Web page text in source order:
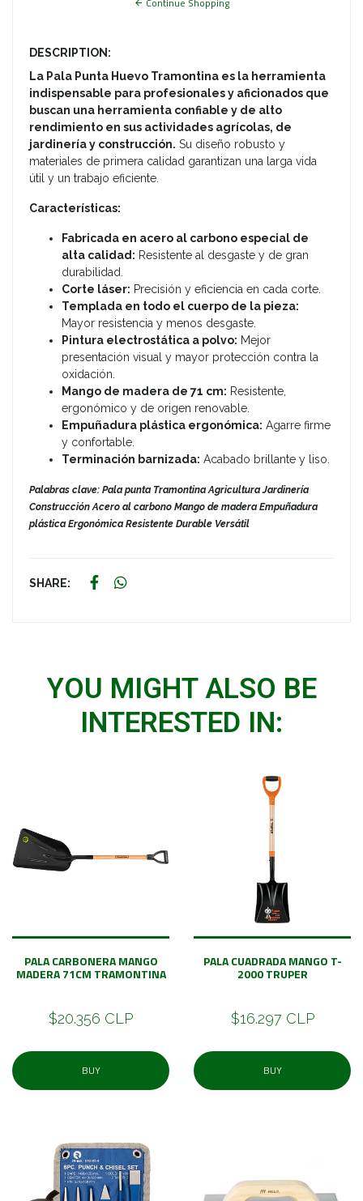
DESCRIPTION:
La Pala Punta Huevo Tramontina es la herramienta
indispensable para profesionales y aficionados que
buscan una herramienta confiable y de alto
rendimiento en sus actividades agrícolas, de
jardinería y construcción. Su diseño robusto y
materiales de primera calidad garantizan una larga vida
útil y un trabajo eficiente.
Características:
Fabricada en acero al carbono especial de
alta calidad: Resistente al desgaste y de gran
durabilidad.
Corte láser: Precisión y eficiencia en cada corte.
Templada en todo el cuerpo de la pieza:
Mayor resistencia y menos desgaste.
Pintura electrostática a polvo: Mejor
presentación visual y mayor protección contra la
oxidación.
Mango de madera de 71 cm: Resistente,
ergonómico y de origen renovable.
Empuñadura plástica ergonómica: Agarre firme
y confortable.
Terminación barnizada: Acabado brillante y liso.
Palabras clave: Pala punta Tramontina Agricultura Jardinería
Construcción Acero al carbono Mango de madera Empuñadura
plástica Ergonómica Resistente Durable Versátil
SHARE:
YOU MIGHT ALSO BE
INTERESTED IN:
PALA CARBONERA MANGO
MADERA 71CM TRAMONTINA
$20.356 CLP
BUY
PALA CUADRADA MANGO T-
2000 TRUPER
$16.297 CLP
BUY